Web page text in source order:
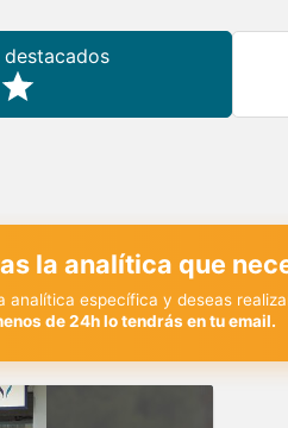
la analítica que
analítica específica y deseas
de 24h lo tendrás en tu email.